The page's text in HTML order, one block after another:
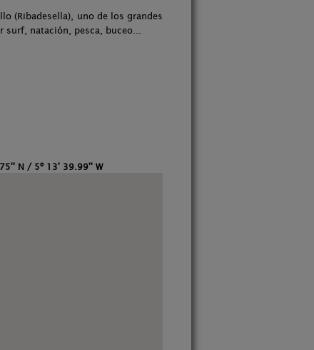
(Ribadesella), uno de los grandes
surf, natación, pesca, buceo...
N / 5º 13' 39.99'' W